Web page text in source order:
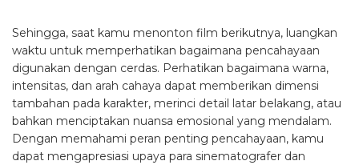
Sehingga, saat kamu menonton film berikutnya, luangkan
waktu untuk memperhatikan bagaimana pencahayaan
digunakan dengan cerdas. Perhatikan bagaimana warna,
intensitas, dan arah cahaya dapat memberikan dimensi
tambahan pada karakter, merinci detail latar belakang, atau
bahkan menciptakan nuansa emosional yang mendalam.
Dengan memahami peran penting pencahayaan, kamu
dapat mengapresiasi upaya para sinematografer dan